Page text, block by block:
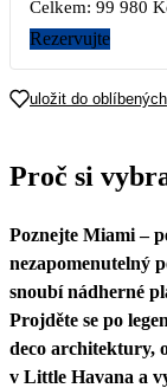
19
Celkem: 99 980
Rezervujte
uložit do oblíbených
Proč si
Poznejte Miami –
nezapomenutelný
snoubí nádherné
Projděte se po
deco architektury,
v Little Havana a